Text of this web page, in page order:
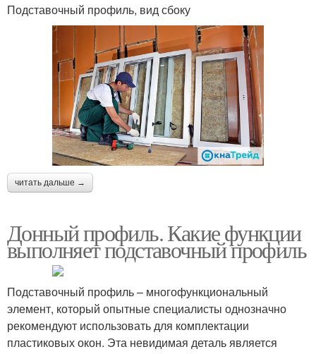
Подставочный профиль, вид сбоку
читать дальше →
Донный профиль. Какие функции
выполняет подставочный профиль
Подставочный профиль – многофункциональный
элемент, который опытные специалисты однозначно
рекомендуют использовать для комплектации
пластиковых окон. Эта невидимая деталь является